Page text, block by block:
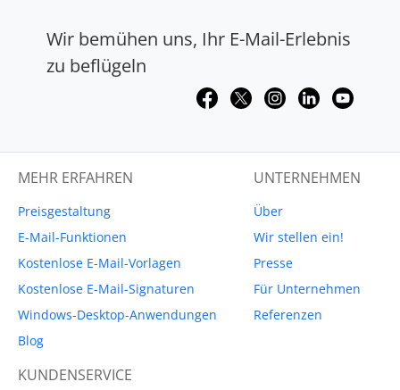
Wir bemühen uns, Ihr E-Mail-Erlebnis
zu beflügeln
MEHR ERFAHREN
Preisgestaltung
E-Mail-Funktionen
Kostenlose E-Mail-Vorlagen
Kostenlose E-Mail-Signaturen
Windows-Desktop-Anwendungen
Blog
UNTERNEHMEN
Über
Wir stellen ein!
Presse
Für Unternehmen
Referenzen
KUNDENSERVICE